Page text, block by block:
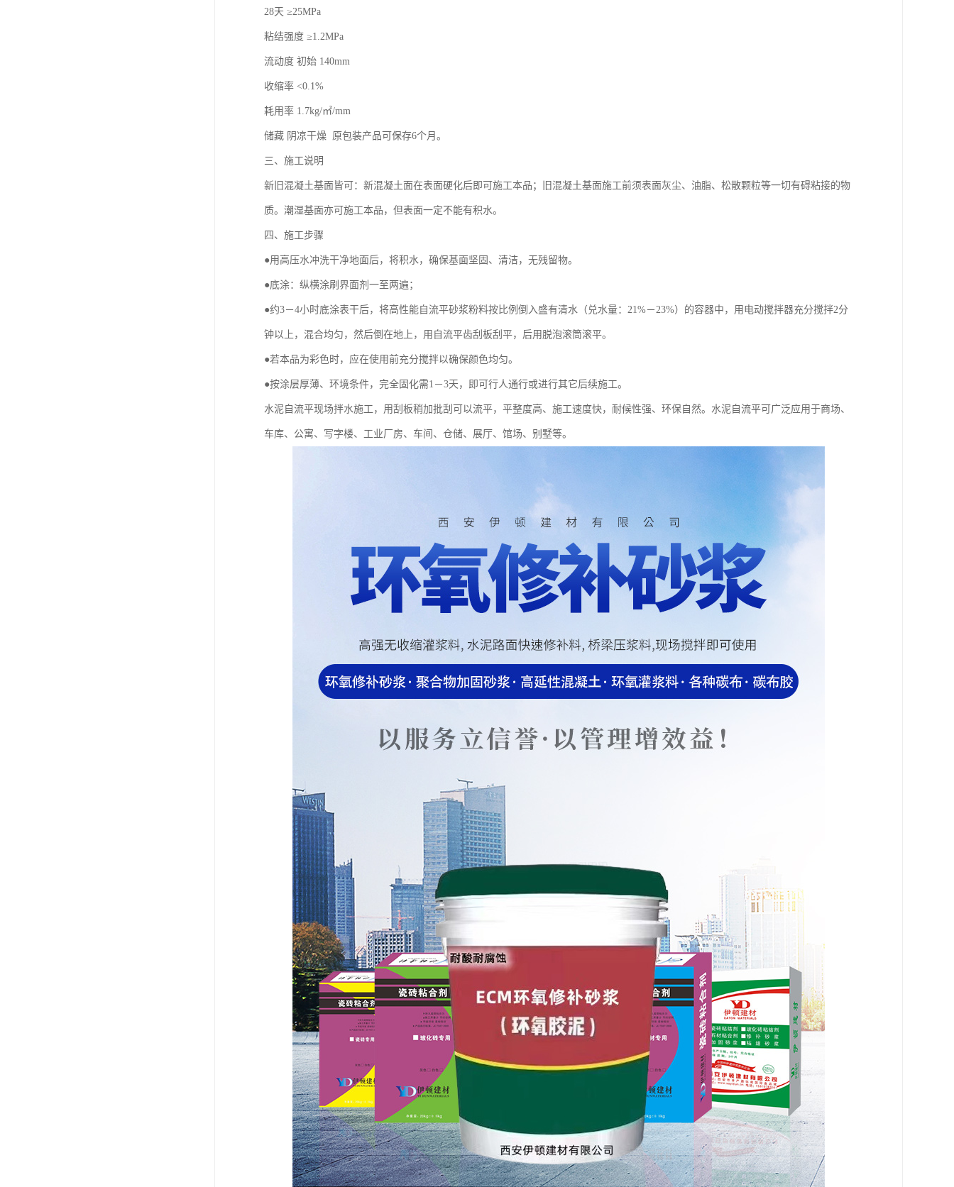
28天 ≥25MPa
粘结强度 ≥1.2MPa
流动度 初始 140mm
收缩率 <0.1%
耗用率 1.7kg/㎡/mm
储藏 阴凉干燥 原包装产品可保存6个月。
三、施工说明
新旧混凝土基面皆可：新混凝土面在表面硬化后即可施工本品；旧混凝土基面施工前须表面灰尘、油脂、松散颗粒等一切有碍粘接的物
质。潮湿基面亦可施工本品，但表面一定不能有积水。
四、施工步骤
●用高压水冲洗干净地面后，将积水，确保基面坚固、清洁，无残留物。
●底涂：纵横涂刷界面剂一至两遍；
●约3－4小时底涂表干后，将高性能自流平砂浆粉料按比例倒入盛有清水（兑水量：21%－23%）的容器中，用电动搅拌器充分搅拌2分
钟以上，混合均匀，然后倒在地上，用自流平齿刮板刮平，后用脱泡滚筒滚平。
●若本品为彩色时，应在使用前充分搅拌以确保颜色均匀。
●按涂层厚薄、环境条件，完全固化需1－3天，即可行人通行或进行其它后续施工。
水泥自流平现场拌水施工，用刮板稍加批刮可以流平，平整度高、施工速度快，耐候性强、环保自然。水泥自流平可广泛应用于商场、
车库、公寓、写字楼、工业厂房、车间、仓储、展厅、馆场、别墅等。